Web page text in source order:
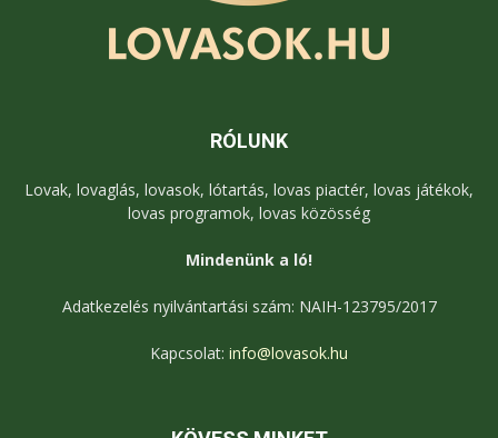
RÓLUNK
Lovak, lovaglás, lovasok, lótartás, lovas piactér, lovas játékok,
lovas programok, lovas közösség
Mindenünk a ló!
Adatkezelés nyilvántartási szám: NAIH-123795/2017
Kapcsolat: info@lovasok.hu